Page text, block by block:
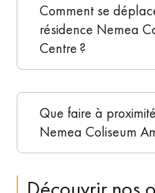
Comment se
résidence Nemea
Centre ?
Que faire à
Nemea Coliseum